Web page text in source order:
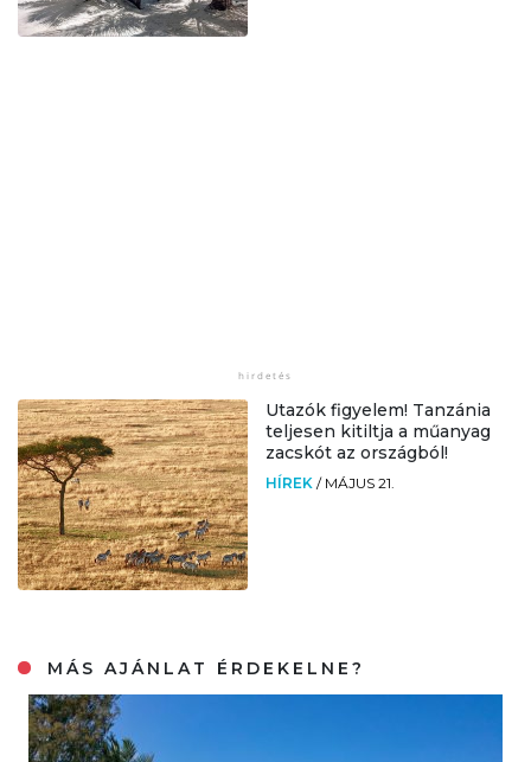
Utazók figyelem! Tanzánia
teljesen kitiltja a műanyag
zacskót az országból!
HÍREK / MÁJUS 21.
MÁS AJÁNLAT ÉRDEKELNE?